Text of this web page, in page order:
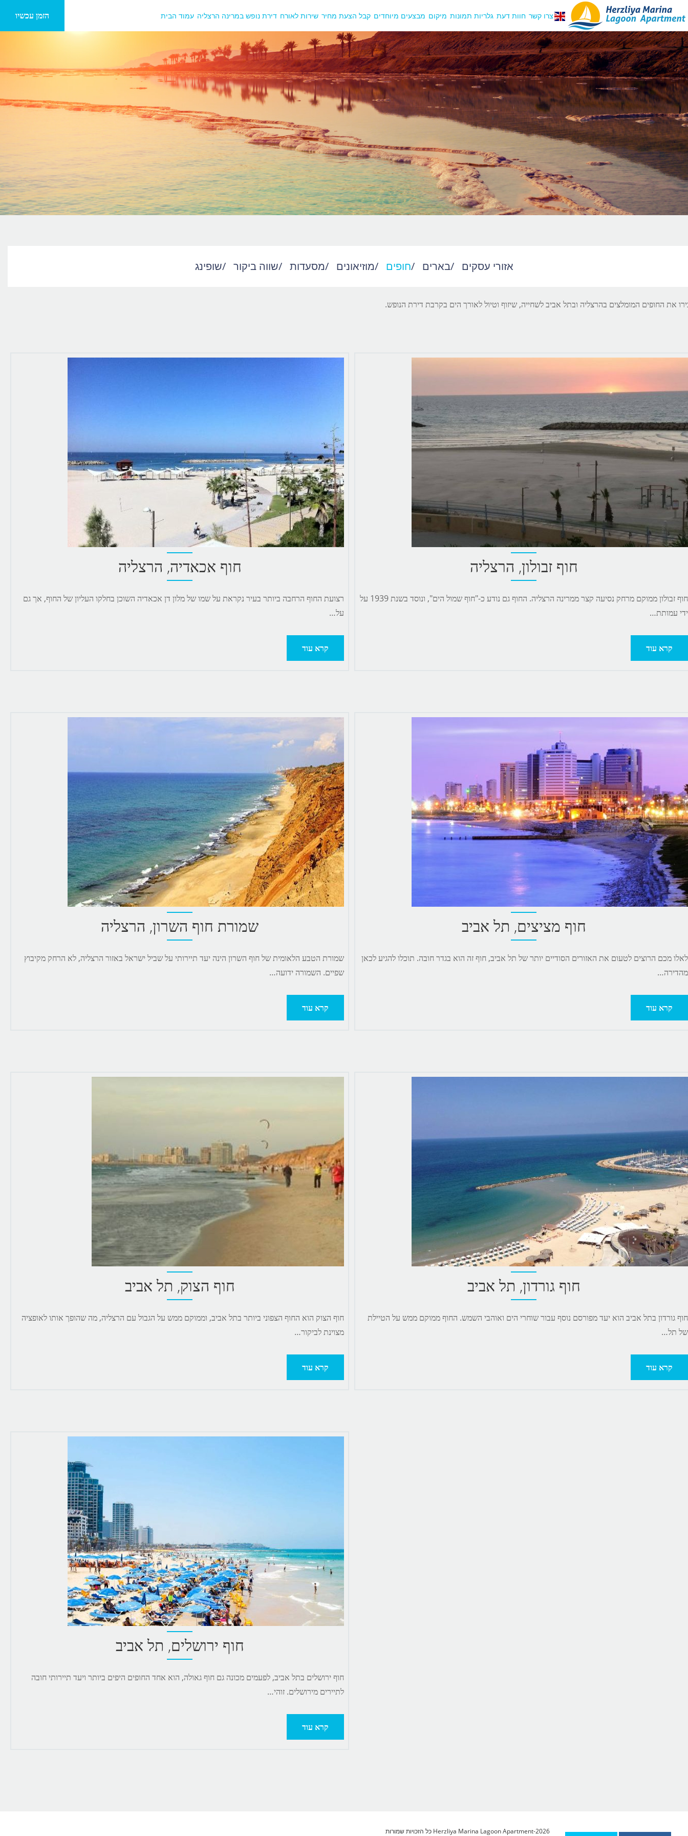
הזמן עכשיו צרו קשר חוות דעת גלריות תמונות מיקום מבצעים מיוחדים קבל הצעת מחיר שירות לאורח דירת נופש במרינה הרצליה עמוד הבית
אזורי עסקים /בארים /חופים /מוזיאונים /מסעדות /שווה ביקור /שופינג
את החופים המומלצים בהרצליה ובתל אביב לשחייה, שיזוף וטיול לאורך הים בקרבת דירת הנופש.
חוף אכאדיה, הרצליה
רצועת החוף הרחבה ביותר בעיר נקראת על שמו של מלון דן אכאדיה השוכן בחלקו העליון של החוף, אך גם
על…
קרא עוד
חוף זבולון, הרצליה
חוף זבולון ממוקם מרחק נסיעה קצר ממרינה הרצליה. החוף גם נודע כ-"חוף שמול הים", ונוסד בשנת 1939 על
ידי עמותת…
קרא עוד
שמורת חוף השרון, הרצליה
שמורת הטבע הלאומית של חוף השרון הינה יעד תיירותי על שביל ישראל באזור הרצליה, לא הרחק מקיבוץ
שפיים. השמורה ידועה…
קרא עוד
חוף מציצים, תל אביב
לאלו מכם הרוצים לטעום את האזורים הסודיים יותר של תל אביב, חוף זה הוא בגדר חובה. תוכלו להגיע לכאן
מהדירה…
קרא עוד
חוף הצוק, תל אביב
חוף הצוק הוא החוף הצפוני ביותר בתל אביב, וממוקם ממש על הגבול עם הרצליה, מה שהופך אותו לאופציה
מצוינת לביקור…
קרא עוד
חוף גורדון, תל אביב
חוף גורדון בתל אביב הוא יעד מפורסם נוסף עבור שוחרי הים ואוהבי השמש. החוף ממוקם ממש על הטיילת
של תל…
קרא עוד
חוף ירושלים, תל אביב
חוף ירושלים בתל אביב, לפעמים מכונה גם חוף גאולה, הוא אחד החופים היפים ביותר ויעד תיירותי חובה
לתיירים מירושלים. זוהי…
קרא עוד
Herzliya Marina Lagoon Apartment-2026 כל הזכויות שמורות